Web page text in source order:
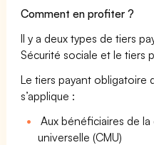
Comment en profiter ?
Il y a deux types de tiers
Sécurité sociale et le tiers
Le tiers payant obligatoire
s’applique :
Aux bénéficiaires de
universelle (CMU)